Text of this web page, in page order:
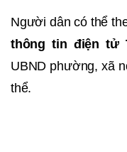
Người dân có thể
thông tin điện tử
UBND phường, xã
thể.